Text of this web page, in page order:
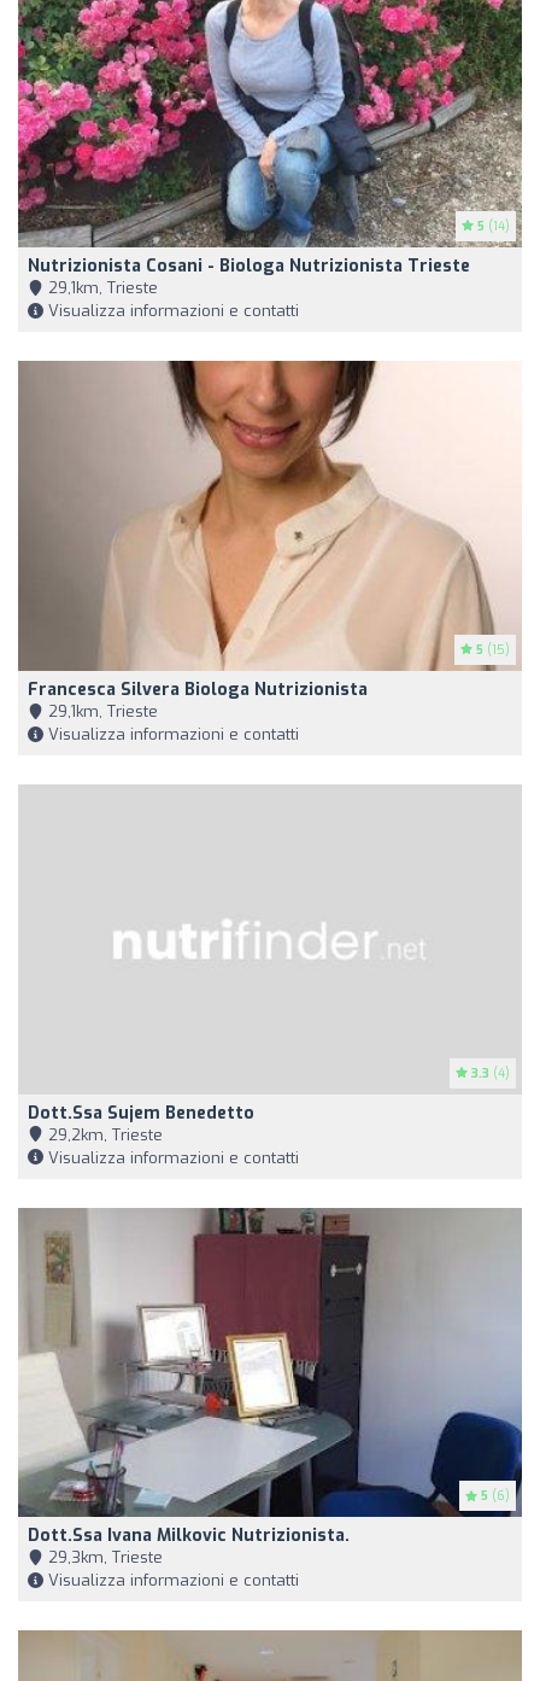
5 (14)
Nutrizionista Cosani - Biologa Nutrizionista Trieste
29,1km, Trieste
Visualizza informazioni e contatti
5 (15)
Francesca Silvera Biologa Nutrizionista
29,1km, Trieste
Visualizza informazioni e contatti
3.3 (4)
Dott.ssa Sujem Benedetto
29,2km, Trieste
Visualizza informazioni e contatti
5 (6)
Dott.ssa Ivana Milkovic Nutrizionista.
29,3km, Trieste
Visualizza informazioni e contatti